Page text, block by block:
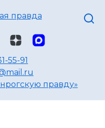
55-91
правду»